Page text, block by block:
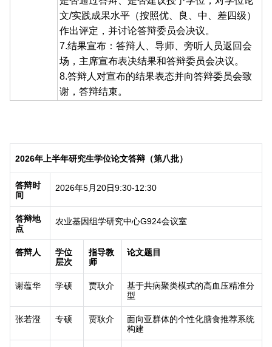
文/实践成果水平（按照优、良、中、差四级）
作出评定，并讨论答辩委员会决议。
7.结果宣布：答辩人、导师、旁听人员返回会
场，主席宣布表决结果和答辩委员会决议。
8.答辩人对宣布的结果表态并向答辩委员会致
谢，答辩结束。
2026年上半年研究生学位论文答辩（第八批）
答辩时
间
2026年5月 20日9:30-12:30
答辩地
点
农业基因组学研究中心G924会议室
答辩人
学位
层次
指导教
师
论文题目
谢蕴华 学硕 贾耿介
基于共病聚类模式的高血压精准分
型
张若澄 专硕 贾耿介
面向亚群体的个性化膳食推荐系统
构建